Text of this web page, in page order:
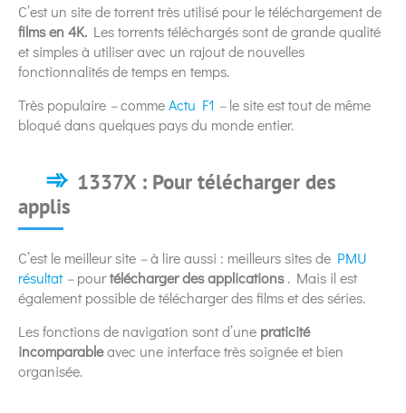
C’est un site de torrent très utilisé pour le téléchargement de
films en 4K. Les torrents téléchargés sont de grande qualité
et simples à utiliser avec un rajout de nouvelles
fonctionnalités de temps en temps.
Très populaire –commeActu F1 –le site est tout de même
bloqué dans quelques pays du monde entier.
1337X : Pour télécharger des
applis
C’est le meilleur site –à lire aussi : meilleurs sites de PMU
résultat –pourtéléchargerdes applications. Mais il est
également possible de télécharger des films et des séries.
Les fonctions de navigation sont d’une praticité
incomparableavec une interface très soignée et bien
organisée.